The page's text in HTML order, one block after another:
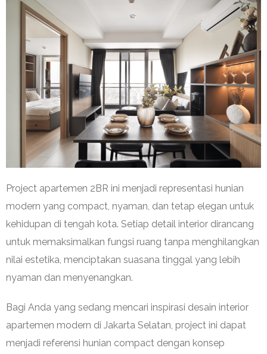
Project apartemen 2BR ini menjadi representasi hunian
modern yang compact, nyaman, dan tetap elegan untuk
kehidupan di tengah kota. Setiap detail interior dirancang
untuk memaksimalkan fungsi ruang tanpa menghilangkan
nilai estetika, menciptakan suasana tinggal yang lebih
nyaman dan menyenangkan.
Bagi Anda yang sedang mencari inspirasi desain interior
apartemen modern di Jakarta Selatan, project ini dapat
menjadi referensi hunian compact dengan konsep